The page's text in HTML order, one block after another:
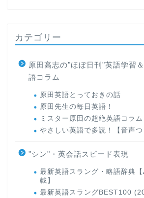
カテゴリー
原田高志の"ほぼ日刊"英語学習
語コラム
原田英語とっておきの話
原田先生の毎日英語！
ミスター原田の超絶英語コラム
やさしい英語で多読！【音声つ
"シン"・英会話スピード表現
最新英語スラング・略語辞典
載】
最新英語スラングBEST100